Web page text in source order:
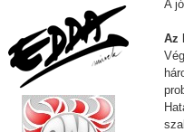
A
Az